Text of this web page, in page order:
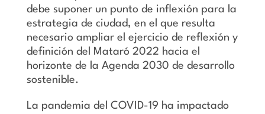
debe suponer un punto de inflexión para la
estrategia de ciudad, en el que resulta
necesario ampliar el ejercicio de reflexión y
definición del Mataró 2022 hacia el
horizonte de la Agenda 2030 de desarrollo
sostenible.
La pandemia del COVID-19 ha impactado